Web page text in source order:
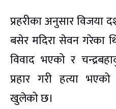
प्रहरीका अनुसार विजया
बसेर मदिरा सेवन गरेका
विवाद भएको र
प्रहार गरी हत्या भएको
खुलेको छ।